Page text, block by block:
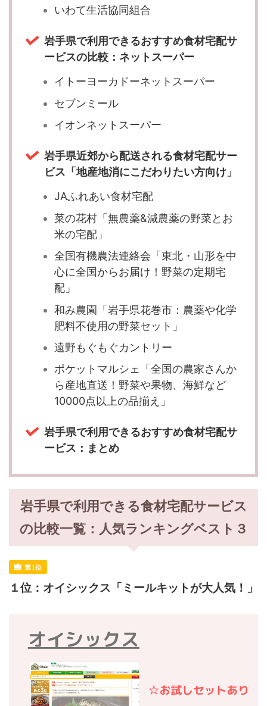
いわて生活協同組合
岩手県で利用できるおすすめ食材宅配サ
ービスの比較：ネットスーパー
イトーヨーカドーネットスーパー
セブンミール
イオンネットスーパー
岩手県近郊から配送される食材宅配サー
ビス「地産地消にこだわりたい方向け」
JAふれあい食材宅配
菜の花村「無農薬&減農薬の野菜とお
米の宅配」
全国有機農法連絡会「東北・山形を中
心に全国からお届け！野菜の定期宅
配」
和み農園「岩手県花巻市：農薬や化学
肥料不使用の野菜セット」
遠野もぐもぐカントリー
ポケットマルシェ「全国の農家さんか
ら産地直送！野菜や果物、海鮮など
10000点以上の品揃え」
岩手県で利用できるおすすめ食材宅配サ
ービス：まとめ
岩手県で利用できる食材宅配サービス
の比較一覧：人気ランキングベスト３
１位：オイシックス「ミールキットが大人気！」